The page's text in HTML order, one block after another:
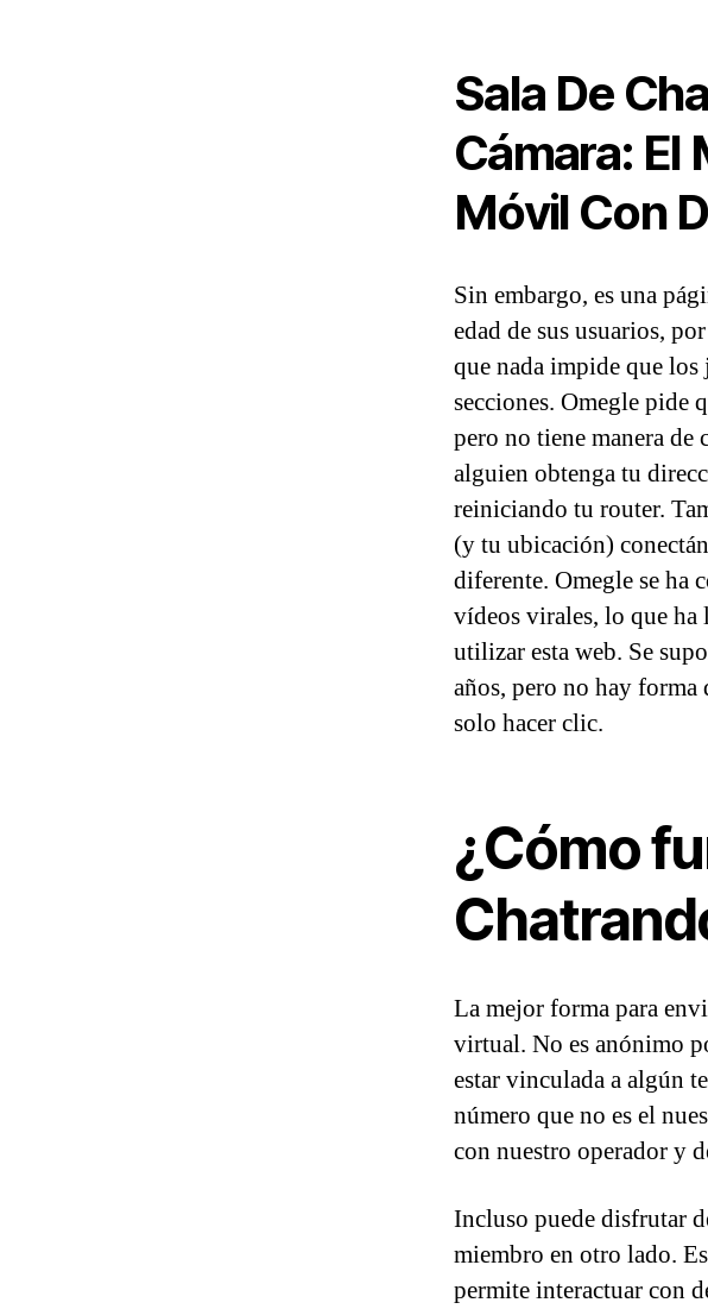
Sala De
Cámara:
Móvil Con
Sin embargo, es una
edad de sus usuarios,
que nada impide que los
secciones. Omegle pide
pero no tiene manera de
alguien obtenga tu
reiniciando tu router.
(y tu ubicación)
diferente. Omegle se ha
vídeos virales, lo que
utilizar esta web. Se
años, pero no hay forma
solo hacer clic.
¿Cómo
La mejor forma para
virtual. No es anónimo
estar vinculada a algún
número que no es el
con nuestro operador y
Incluso puede disfrutar
miembro en otro lado.
permite interactuar con